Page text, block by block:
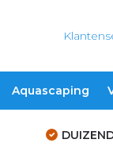
Aquascaping